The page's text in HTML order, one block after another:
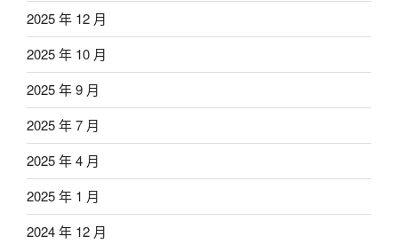
2025 年 12 月
2025 年 10 月
2025 年 9 月
2025 年 7 月
2025 年 4 月
2025 年 1 月
2024 年 12 月